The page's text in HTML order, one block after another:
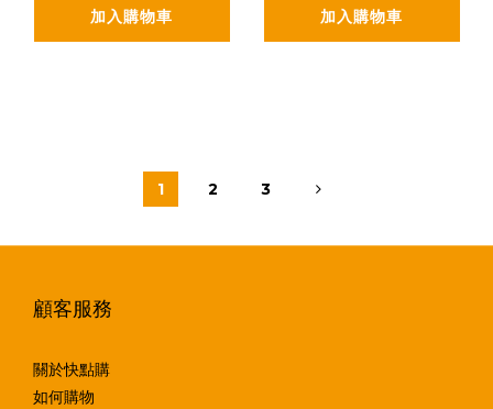
加入購物車 加入購物車
1 2 3
顧客服務
關於快點購
如何購物